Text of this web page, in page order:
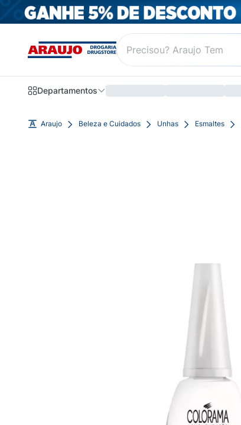
Departamentos
Araujo Beleza e Cuidados Unhas Esmaltes